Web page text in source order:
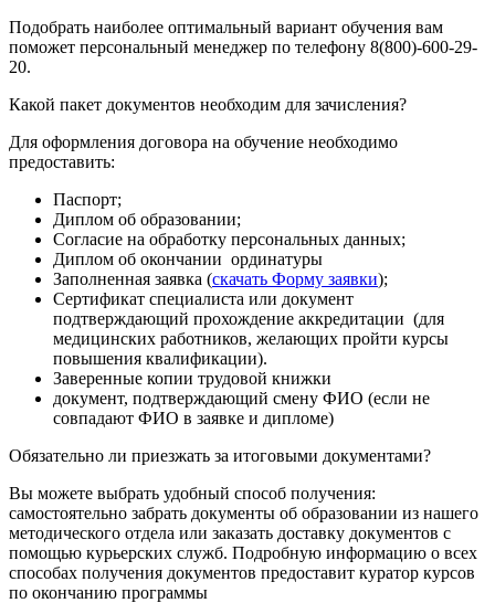
Подобрать наиболее оптимальный вариант обучения вам
поможет персональный менеджер по телефону 8(800)-600-29-
20.
Какой пакет документов необходим для зачисления?
Для оформления договора на обучение необходимо
предоставить:
Паспорт;
Диплом об образовании;
Согласие на обработку персональных данных;
Диплом об окончании ординатуры
Заполненная заявка (скачать Форму заявки);
Сертификат специалиста или документ
подтверждающий прохождение аккредитации (для
медицинских работников, желающих пройти курсы
повышения квалификации).
Заверенные копии трудовой книжки
документ, подтверждающий смену ФИО (если не
совпадают ФИО в заявке и дипломе)
Обязательно ли приезжать за итоговыми документами?
Вы можете выбрать удобный способ получения:
самостоятельно забрать документы об образовании из нашего
методического отдела или заказать доставку документов с
помощью курьерских служб. Подробную информацию о всех
способах получения документов предоставит куратор курсов
по окончанию программы